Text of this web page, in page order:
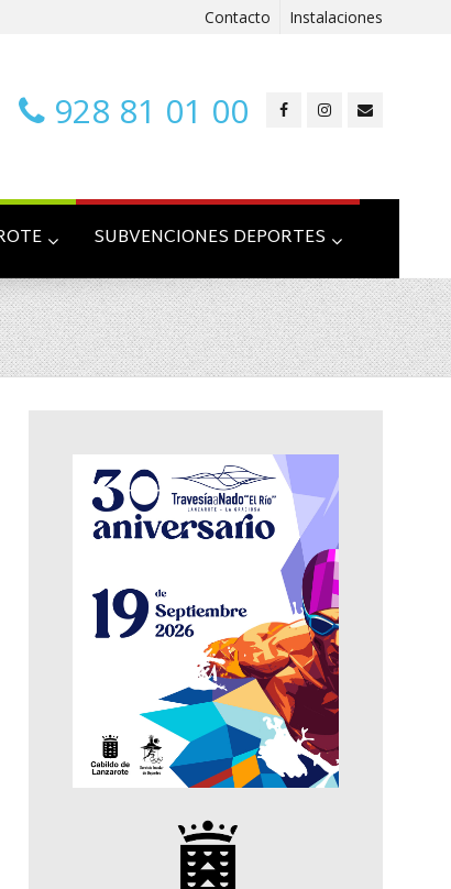
Contacto Instalaciones
928 81 01 00
SUBVENCIONES DEPORTES